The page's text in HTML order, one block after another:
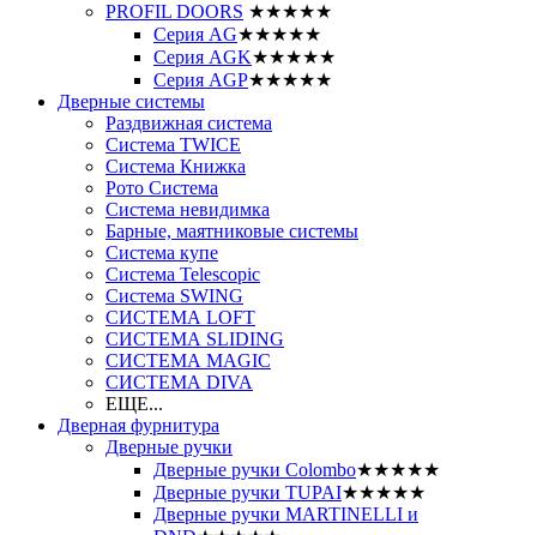
PROFIL DOORS ★★★★★
Серия AG★★★★★
Серия AGK★★★★★
Серия AGP★★★★★
Дверные системы
Раздвижная система
Система TWICE
Система Книжка
Рото Система
Система невидимка
Барные, маятниковые системы
Система купе
Система Telescopic
Система SWING
СИСТЕМА LOFT
СИСТЕМА SLIDING
СИСТЕМА MAGIC
СИСТЕМА DIVA
ЕЩЕ...
Дверная фурнитура
Дверные ручки
Дверные ручки Colombo★★★★★
Дверные ручки TUPAI★★★★★
Дверные ручки MARTINELLI и